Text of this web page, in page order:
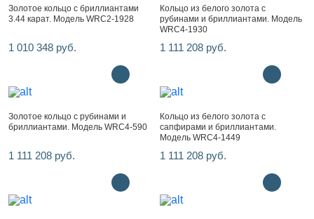
Золотое кольцо с бриллиантами
3.44 карат. Модель WRC2-1928
1 010 348 руб.
Кольцо из белого золота с
рубинами и бриллиантами. Модель
WRC4-1930
1 111 208 руб.
Золотое кольцо с рубинами и
бриллиантами. Модель WRC4-590
1 111 208 руб.
Кольцо из белого золота с
сапфирами и бриллиантами.
Модель WRC4-1449
1 111 208 руб.